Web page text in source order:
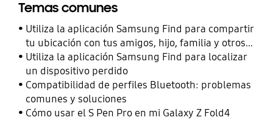
Temas comunes
Utiliza la aplicación Samsung Find para compartir
tu ubicación con tus amigos, hijo, familia y otros
contactos
Utiliza la aplicación Samsung Find para localizar
un dispositivo perdido
Compatibilidad de perfiles Bluetooth: problemas
comunes y soluciones
Cómo usar el S Pen Pro en mi Galaxy Z Fold4